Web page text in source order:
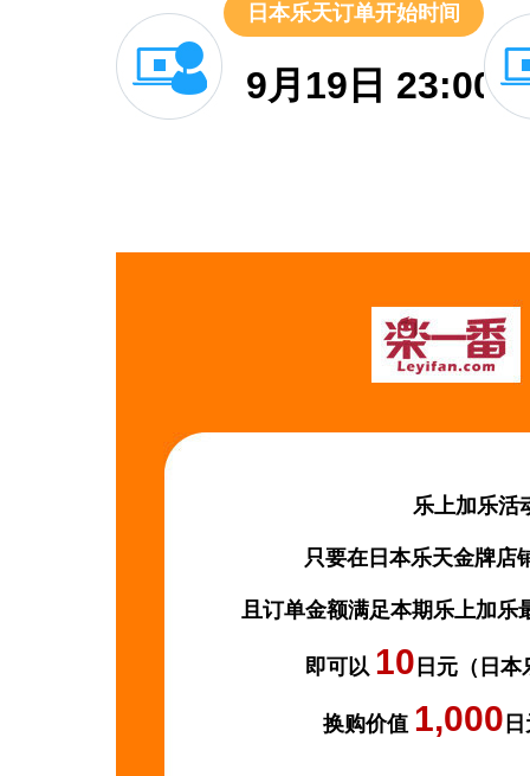
日本乐天订单开始时间
9月19日 23:00
乐上加乐活
只要在日本乐天金牌
且订单金额满足本期乐上加乐
即可以 10 日元（日
换购价值 1,000